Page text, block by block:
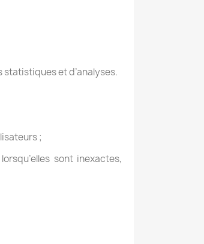
et d’analyses.
;
sont inexactes,